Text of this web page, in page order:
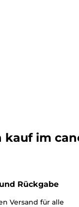
kauf im
Rückgabe
Versand für alle